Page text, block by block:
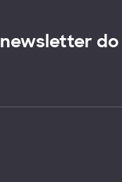
do